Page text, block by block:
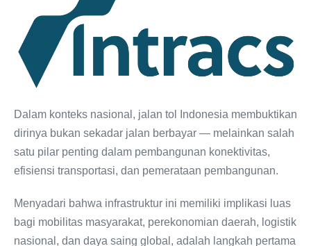
Dalam konteks nasional, ‎jalan tol Indonesia membuktikan
dirinya bukan sekadar jalan berbayar — melainkan salah
satu pilar penting dalam pembangunan konektivitas,
efisiensi transportasi, dan pemerataan pembangunan.
Menyadari bahwa infrastruktur ini memiliki implikasi luas
bagi mobilitas masyarakat, perekonomian daerah, logistik
nasional, dan daya saing global, adalah langkah pertama